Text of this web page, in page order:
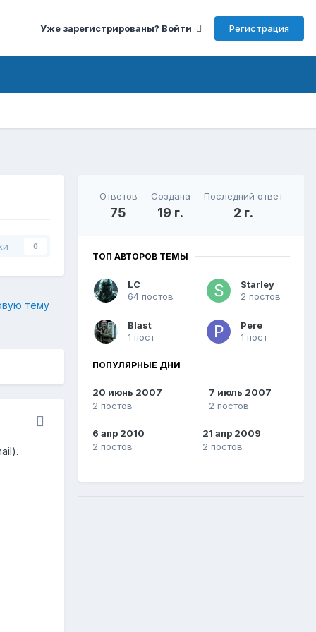
Уже зарегистрированы? Войти Регистрация
0
тему
Ответов
75
Создана
19 г.
Последний ответ
2 г.
ТОП АВТОРОВ ТЕМЫ
LC
64 постов
Starley
2 постов
Blast
1 пост
Pere
1 пост
ПОПУЛЯРНЫЕ ДНИ
20 июнь 2007
2 постов
7 июль 2007
2 постов
6 апр 2010
2 постов
21 апр 2009
2 постов